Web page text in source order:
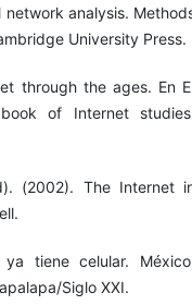
network analysis.
University Press.
through the ages. En
of Internet
(2002). The Internet
ya tiene celular.
Siglo XXI.